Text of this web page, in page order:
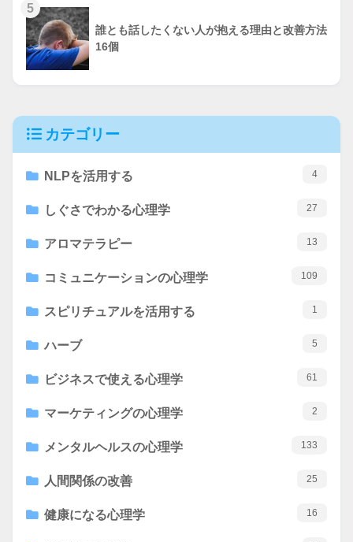
5
誰とも話したくない人が抱える理由と改善方法
16個
カテゴリー
NLPを活用する 4
しぐさでわかる心理学 27
アロマテラピー 13
コミュニケーションの心理学 109
スピリチュアルを活用する 1
ハーブ 5
ビジネスで使える心理学 61
マーケティングの心理学 2
メンタルヘルスの心理学 133
人間関係の改善 25
健康になる心理学 16